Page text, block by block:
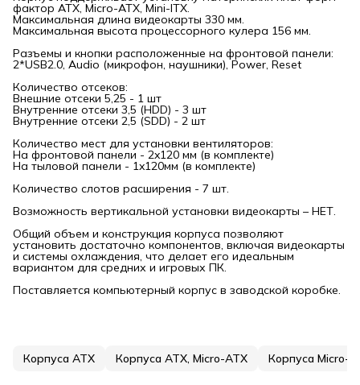
фактор ATX, Micro-ATX, Mini-ITX.
Максимальная длина видеокарты 330 мм.
Максимальная высота процессорного кулера 156 мм.
Разъемы и кнопки расположенные на фронтовой панели:
2*USB2.0, Audio (микрофон, наушники), Power, Reset
Количество отсеков:
Внешние отсеки 5,25 - 1 шт
Внутренние отсеки 3,5 (HDD) - 3 шт
Внутренние отсеки 2,5 (SDD) - 2 шт
Количество мест для установки вентиляторов:
На фронтовой панели - 2x120 мм (в комплекте)
На тыловой панели - 1x120мм (в комплекте)
Количество слотов расширения - 7 шт.
Возможность вертикальной установки видеокарты – НЕТ.
Общий объем и конструкция корпуса позволяют
установить достаточно компонентов, включая видеокарты
и системы охлаждения, что делает его идеальным
вариантом для средних и игровых ПК.
Поставляется компьютерный корпус в заводской коробке.
Корпуса ATX Корпуса ATX, Micro-ATX Корпуса Micro-